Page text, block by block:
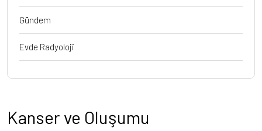
Gündem
Evde Radyoloji
Kanser ve Oluşumu